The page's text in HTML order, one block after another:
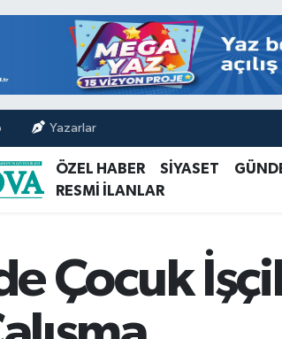
Yazarlar
ÖZEL HABER SİYASET
RESMİ İLANLAR
Çocuk